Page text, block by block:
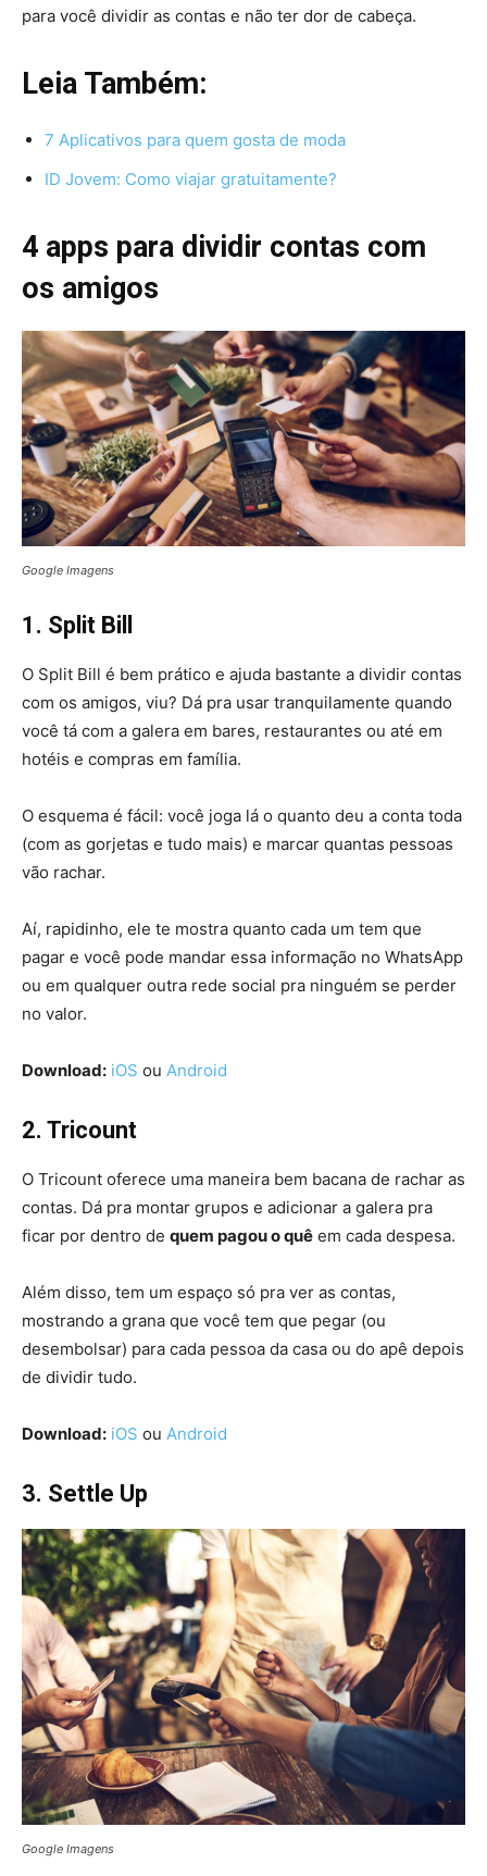
para você dividir as contas e não ter dor de cabeça.
Leia Também:
7 Aplicativos para quem gosta de moda
ID Jovem: Como viajar gratuitamente?
4 apps para dividir contas com
os amigos
Google Imagens
1. Split Bill
O Split Bill é bem prático e ajuda bastante a dividir contas
com os amigos, viu? Dá pra usar tranquilamente quando
você tá com a galera em bares, restaurantes ou até em
hotéis e compras em família.
O esquema é fácil: você joga lá o quanto deu a conta toda
(com as gorjetas e tudo mais) e marcar quantas pessoas
vão rachar.
Aí, rapidinho, ele te mostra quanto cada um tem que
pagar e você pode mandar essa informação no WhatsApp
ou em qualquer outra rede social pra ninguém se perder
no valor.
Download: iOS ou Android
2. Tricount
O Tricount oferece uma maneira bem bacana de rachar as
contas. Dá pra montar grupos e adicionar a galera pra
ficar por dentro de quem pagou o quê em cada despesa.
Além disso, tem um espaço só pra ver as contas,
mostrando a grana que você tem que pegar (ou
desembolsar) para cada pessoa da casa ou do apê depois
de dividir tudo.
Download: iOS ou Android
3. Settle Up
Google Imagens